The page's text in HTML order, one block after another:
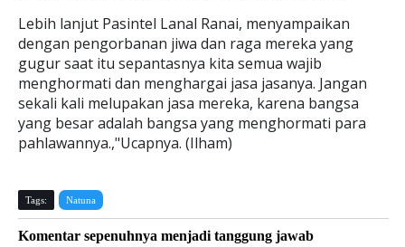
Lebih lanjut Pasintel Lanal Ranai, menyampaikan
dengan pengorbanan jiwa dan raga mereka yang
gugur saat itu sepantasnya kita semua wajib
menghormati dan menghargai jasa jasanya. Jangan
sekali kali melupakan jasa mereka, karena bangsa
yang besar adalah bangsa yang menghormati para
pahlawannya.,"Ucapnya. (Ilham)
Tags: Natuna
Komentar sepenuhnya menjadi tanggung jawab